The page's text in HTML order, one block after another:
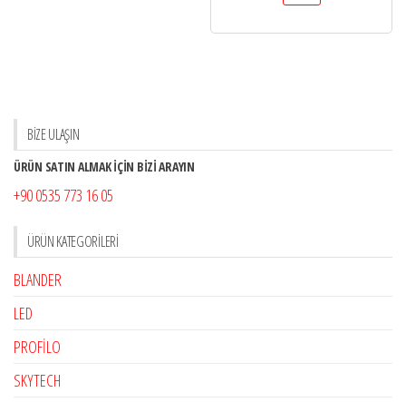
BİZE ULAŞIN
ÜRÜN SATIN ALMAK İÇİN BİZİ ARAYIN
+90 0535 773 16 05
ÜRÜN KATEGORILERI
BLANDER
LED
PROFİLO
SKYTECH